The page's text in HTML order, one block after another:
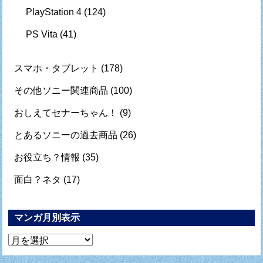
PlayStation 4 (124)
PS Vita (41)
スマホ・タブレット (178)
その他ソニー関連商品 (100)
おしえてセナーちゃん！ (9)
とあるソニーの過去商品 (26)
お役立ち？情報 (35)
面白？ネタ (17)
マンガ月別表示
マ
ン